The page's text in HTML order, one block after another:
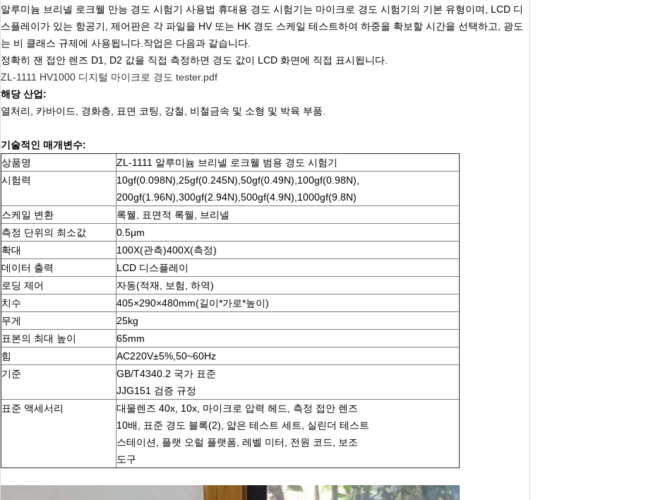
알루미늄 브리넬 로크웰 만능 경도 시험기 사용법 휴대용 경도 시험기는 마이크로 경도 시험기의 기본 유형이며, LCD 디
스플레이가 있는 항공기, 제어판은 각 파일을 HV 또는 HK 경도 스케일 테스트하여 하중을 확보할 시간을 선택하고, 광도
는 비 클래스 규제에 사용됩니다. 작업은 다음과 같습니다.
정확히 잰 접안 렌즈 D1, D2 값을 직접 측정하면 경도 값이 LCD 화면에 직접 표시됩니다.
ZL-1111 HV1000 디지털 마이크로 경도 tester.pdf
해당 산업:
열처리, 카바이드, 경화층, 표면 코팅, 강철, 비철금속 및 소형 및 박육 부품.
기술적인 매개변수:
상품명
ZL-1111 알루미늄 브리넬 로크웰 범용 경도 시험기
시험력
10gf(0.098N),25gf(0.245N),50gf(0.49N),100gf(0.98N),
200gf(1.96N),300gf(2.94N),500gf(4.9N),1000gf(9.8N)
스케일 변환
록웰, 표면적 록웰, 브리넬
측정 단위의 최소값
0.5μm
확대
100X(관측)400X(측정)
데이터 출력
LCD 디스플레이
로딩 제어
자동(적재, 보험, 하역)
치수
405×290×480mm(길이*가로*높이)
무게
25kg
표본의 최대 높이
65mm
힘
AC220V±5%,50~60Hz
기준
GB/T4340.2 국가 표준
JJG151 검증 규정
표준 액세서리
대물렌즈 40x, 10x, 마이크로 압력 헤드, 측정 접안 렌즈
10배,
표준 경도 블록(2), 얇은 테스트 세트, 실린더 테스트
스테이션, 플랫 오럴 플랫폼, 레벨 미터, 전원 코드, 보조
도구